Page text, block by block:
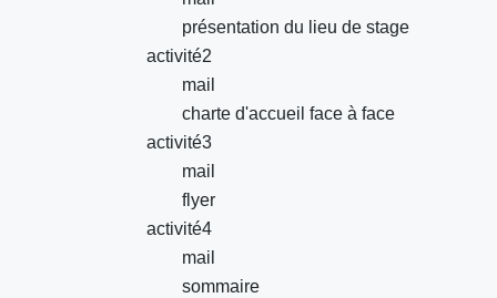
présentation du lieu de stage
activité2
mail
charte d'accueil face à face
activité3
mail
flyer
activité4
mail
sommaire